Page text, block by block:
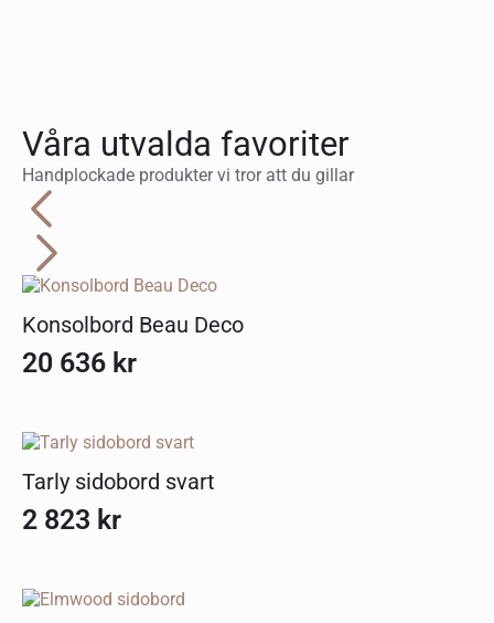
Våra utvalda favoriter
Handplockade produkter vi tror att du gillar
Konsolbord Beau Deco
20 636 kr
Tarly sidobord svart
2 823 kr